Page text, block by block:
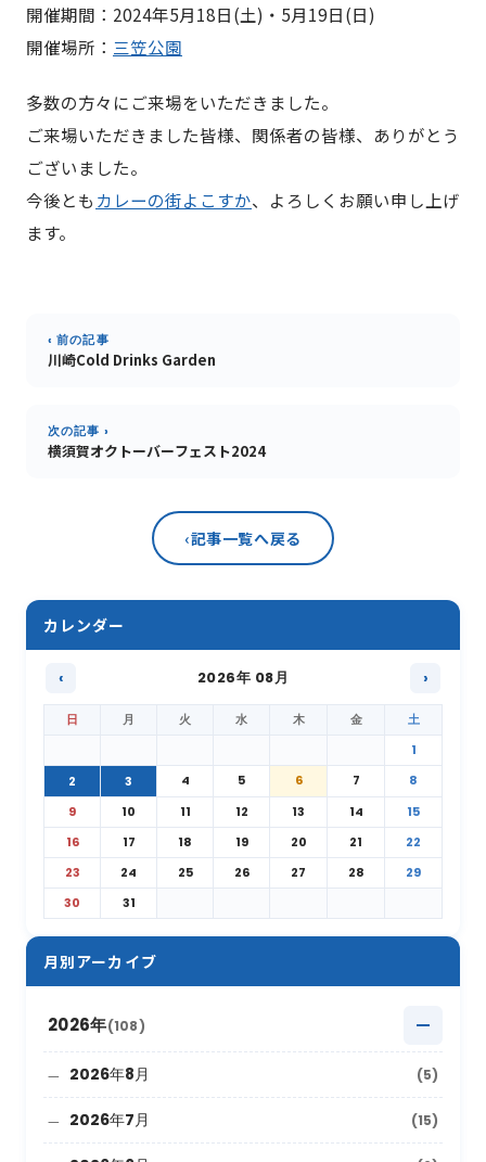
開催期間：2024年5月18日(土)・5月19日(日)
開催場所： 三笠公園
多数の方々にご来場をいただきました。
ご来場いただきました皆様、関係者の皆様、ありがとう
ございました。
今後とも カレーの街よこすか、よろしくお願い申し上げ
ます。
‹ 前の記事
川崎Cold Drinks Garden
次の記事 ›
横須賀オクトーバーフェスト2024
‹記事一覧へ戻る
カレンダー
‹ 2026年 08月 ›
日 月 火 水 木 金
土
1
2
3 4 5 6 7
8
9
10 11 12 13 14
15
16
17 18 19 20 21
22
23
24 25 26 27 28
29
30
31
月別アーカイブ
2026年(108)
2026年8月 (5)
2026年7月 (15)